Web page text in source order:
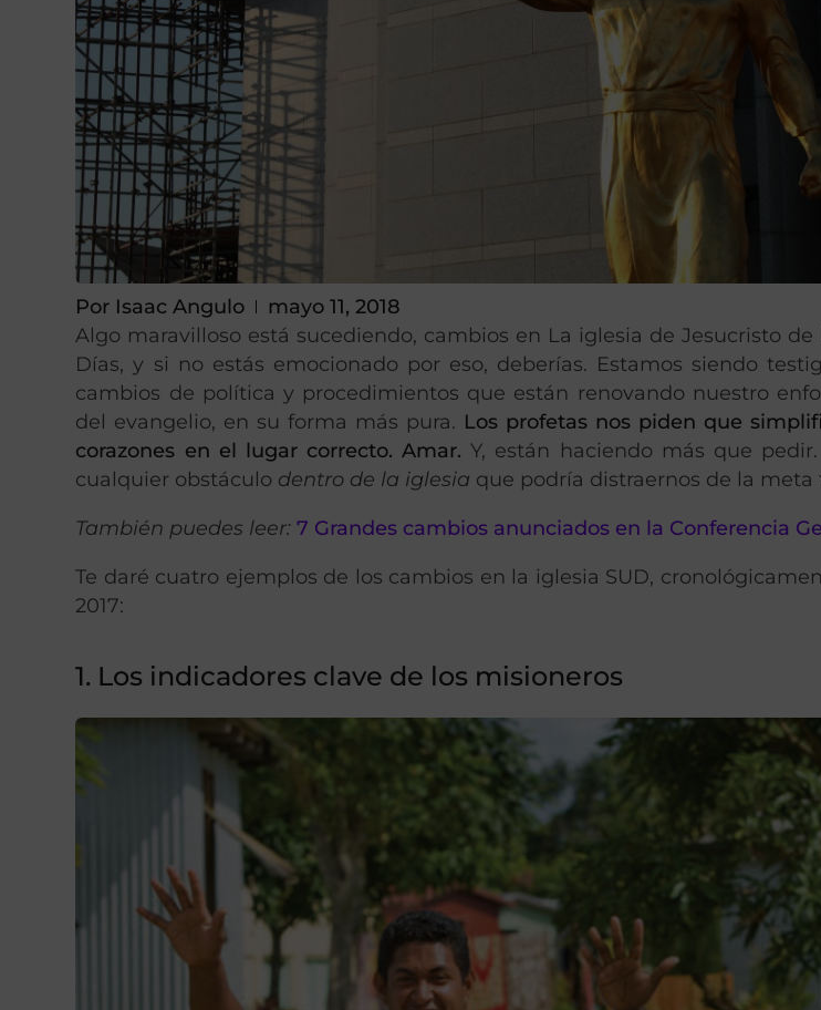
Por Isaac Angulo
mayo 11, 2018
Algo maravilloso está sucediendo, cambios en La iglesia de Jesucristo de
Días, y si no estás emocionado por eso, deberías. Estamos siendo
cambios de política y procedimientos que están renovando nuestro
del evangelio, en su forma más pura. Los profetas nos piden que
corazones en el lugar correcto. Amar. Y, están haciendo más que
cualquier obstáculo dentro de la iglesia que podría distraernos de la meta
También puedes leer:7 Grandes cambios anunciados en la Conferencia
Te daré cuatro ejemplos de los cambios en la iglesia SUD,
2017:
1. Los indicadores clave de los misioneros